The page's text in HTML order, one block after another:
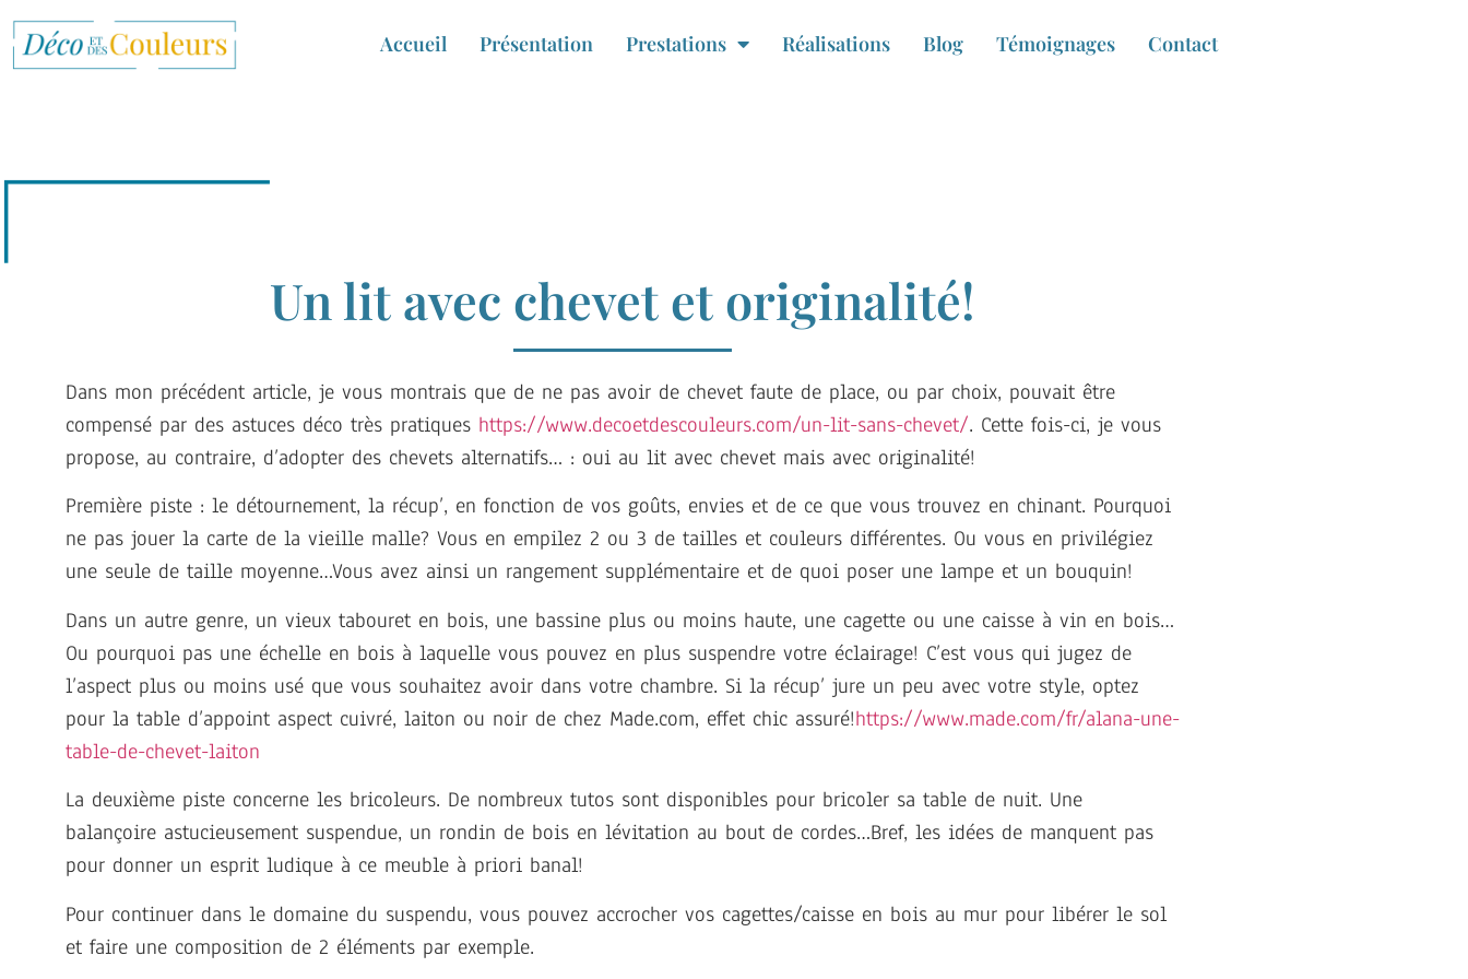
Accueil Présentation Prestations Réalisations Blog Témoignages Contact
Un lit avec chevet et originalité!
Dans mon précédent article, je vous montrais que de ne pas avoir de chevet faute de place, ou par choix, pouvait être
compensé par des astuces déco très pratiques https://www.decoetdescouleurs.com/un-lit-sans-chevet/. Cette fois-ci, je vous
propose, au contraire, d’adopter des chevets alternatifs… : oui au lit avec chevet mais avec originalité!
Première piste : le détournement, la récup’, en fonction de vos goûts, envies et de ce que vous trouvez en chinant. Pourquoi
ne pas jouer la carte de la vieille malle? Vous en empilez 2 ou 3 de tailles et couleurs différentes. Ou vous en privilégiez
une seule de taille moyenne…Vous avez ainsi un rangement supplémentaire et de quoi poser une lampe et un bouquin!
Dans un autre genre, un vieux tabouret en bois, une bassine plus ou moins haute, une cagette ou une caisse à vin en bois…
Ou pourquoi pas une échelle en bois à laquelle vous pouvez en plus suspendre votre éclairage! C’est vous qui jugez de
l’aspect plus ou moins usé que vous souhaitez avoir dans votre chambre. Si la récup’ jure un peu avec votre style, optez
pour la table d’appoint aspect cuivré, laiton ou noir de chez Made.com, effet chic assuré!https://www.made.com/fr/alana-une-
table-de-chevet-laiton
La deuxième piste concerne les bricoleurs. De nombreux tutos sont disponibles pour bricoler sa table de nuit. Une
balançoire astucieusement suspendue, un rondin de bois en lévitation au bout de cordes…Bref, les idées de manquent pas
pour donner un esprit ludique à ce meuble à priori banal!
Pour continuer dans le domaine du suspendu, vous pouvez accrocher vos cagettes/caisse en bois au mur pour libérer le sol
et faire une composition de 2 éléments par exemple.